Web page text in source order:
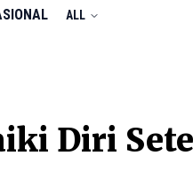
ALL
Diri